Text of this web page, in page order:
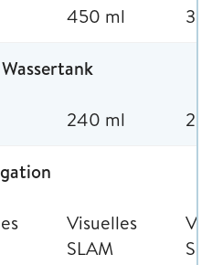
450 ml
240 ml
Visuelles
SLAM